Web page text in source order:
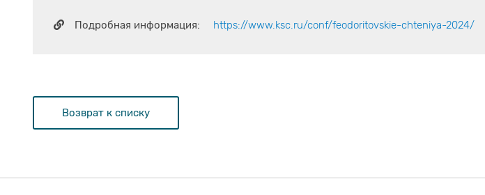
Подробная информация: https://www.ksc.ru/conf/feodoritovskie-chteniya-2024/
Возврат к списку